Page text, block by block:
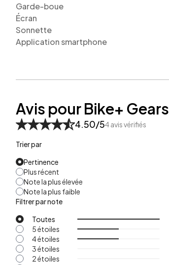
Garde-boue
Écran
Sonnette
Application smartphone
Avis pour Bike+ Gears
4.50/54avis vérifiés
Trier par
Pertinence
Plus récent
Note la plus élevée
Note la plus faible
Filtrer par note
Toutes
5 étoiles
4 étoiles
3 étoiles
2 étoiles